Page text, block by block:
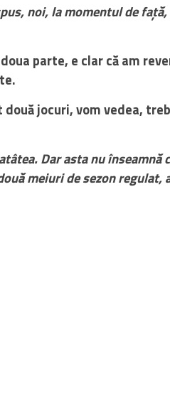
noi, la momentul de
parte, e clar că am
jocuri, vom vedea,
Dar asta nu înseamnă
meiuri de sezon